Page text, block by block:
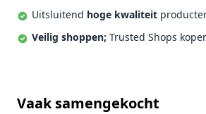
Uitsluitend hoge kwaliteit
Veilig shoppen; Trusted Shops
Vaak samengekocht